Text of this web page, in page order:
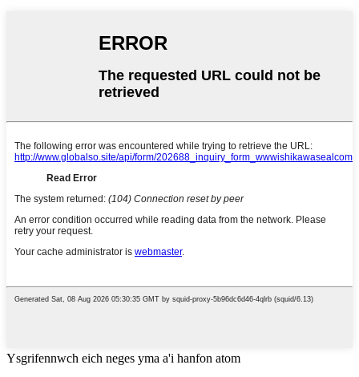
Ysgrifennwch eich neges yma a'i hanfon atom